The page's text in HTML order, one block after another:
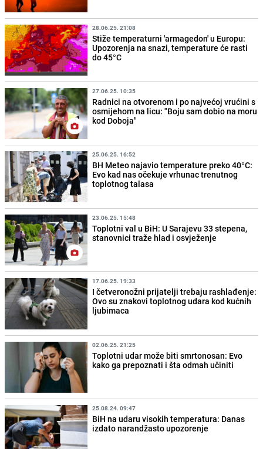
28.06.25. 21:08
Stiže temperaturni 'armagedon' u Europu:
Upozorenja na snazi, temperature će rasti
do 45°C
27.06.25. 10:35
Radnici na otvorenom i po najvećoj vrućini s
osmijehom na licu: "Boju sam dobio na moru
kod Doboja"
25.06.25. 16:52
BH Meteo najavio temperature preko 40°C:
Evo kad nas očekuje vrhunac trenutnog
toplotnog talasa
23.06.25. 15:48
Toplotni val u BiH: U Sarajevu 33 stepena,
stanovnici traže hlad i osvježenje
17.06.25. 19:33
I četveronožni prijatelji trebaju rashlađenje:
Ovo su znakovi toplotnog udara kod kućnih
ljubimaca
02.06.25. 21:25
Toplotni udar može biti smrtonosan: Evo
kako ga prepoznati i šta odmah učiniti
25.08.24. 09:47
BiH na udaru visokih temperatura: Danas
izdato narandžasto upozorenje